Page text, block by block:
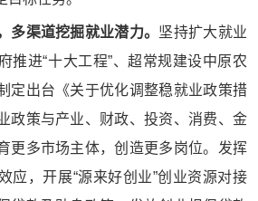
多渠道挖掘就业潜力。 坚持扩大就业
推进“十大工程”、超常规建设中原农
定出台《关于优化调整稳就业政策措
政策与产业、财政、投资、消费、金
更多市场主体，创造更多岗位。发挥
应，开展“源来好创业”创业资源对接